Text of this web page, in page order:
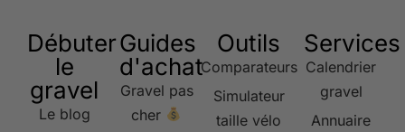
Débuter
le
gravel
Le blog
Guides
d'achat
Gravel pas
cher
Outils
Comparateurs
Simulateur
taille vélo
Services
Calendrier
gravel
Annuaire